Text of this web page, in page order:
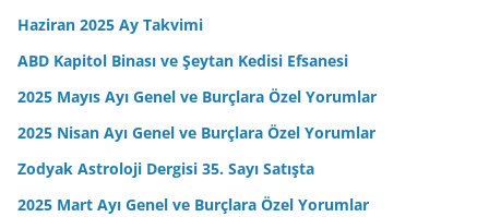
Haziran 2025 Ay Takvimi
ABD Kapitol Binası ve Şeytan Kedisi Efsanesi
2025 Mayıs Ayı Genel ve Burçlara Özel Yorumlar
2025 Nisan Ayı Genel ve Burçlara Özel Yorumlar
Zodyak Astroloji Dergisi 35. Sayı Satışta
2025 Mart Ayı Genel ve Burçlara Özel Yorumlar